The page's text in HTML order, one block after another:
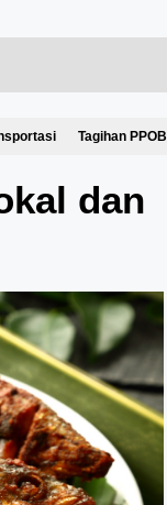
Tagihan PPOB
dan